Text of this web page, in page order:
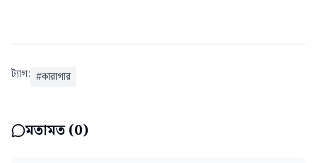
ট্যাগ: #কারাগার
মতামত (0)